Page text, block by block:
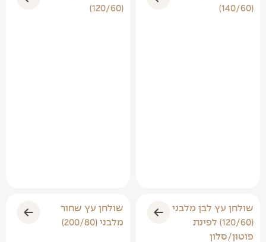
(140/60)
(120/60)
שולחן עץ לבן מלבני
(120/60) לפינת
פוטון/סלון
שולחן עץ שחור
מלבני (200/80)